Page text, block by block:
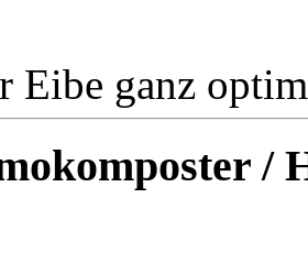
Eibe ganz
/